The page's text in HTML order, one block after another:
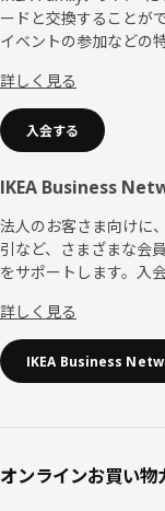
タ
ードと交換することが
イベントの参加などの
詳しく見る
入会する
IKEA Business
法人のお客さま向けに
引など、さまざまな会
をサポートします。入
詳しく見る
IKEA Business
オンラインお買い物